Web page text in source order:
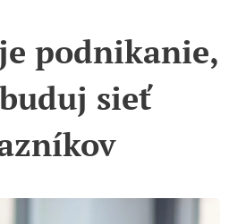
podnikanie,
sieť